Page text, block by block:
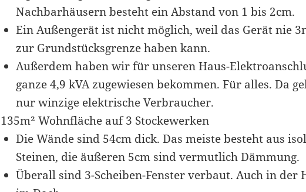
Nachbarhäusern besteht ein Abstand von 1 bis 2cm.
Ein Außengerät ist nicht möglich, weil das Gerät nie
zur Grundstücksgrenze haben kann.
Außerdem haben wir für unseren Haus-
ganze 4,9 kVA zugewiesen bekommen. Für alles. Da
nur winzige elektrische Verbraucher.
135m² Wohnfläche auf 3 Stockewerken
Die Wände sind 54cm dick. Das meiste besteht aus
Steinen, die äußeren 5cm sind vermutlich Dämmung.
Überall sind 3-Scheiben-Fenster verbaut. Auch in der